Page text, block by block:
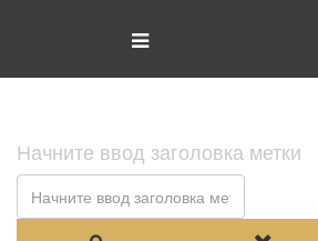
Начните ввод заголовка метки